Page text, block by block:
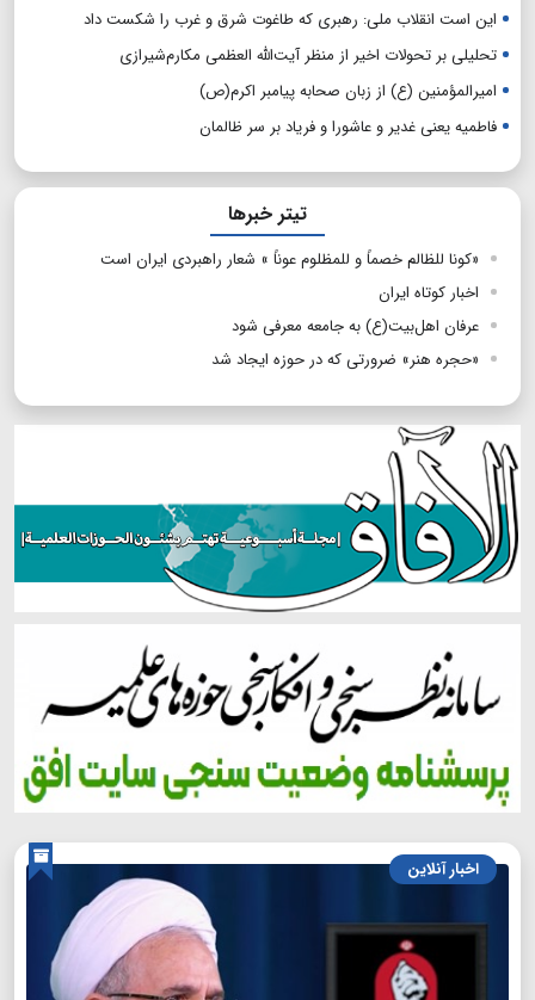
این است انقلاب ملی: رهبری که طاغوت شرق و غرب را شکست داد
تحلیلی بر تحولات اخیر از منظر آیت‌الله العظمی مکارم‌شیرازی
امیرالمؤمنین (ع) از زبان صحابه پیامبر اکرم(ص)
فاطمیه یعنی غدیر و عاشورا و فریاد بر سر ظالمان
تیتر خبرها
«کونا للظالم خصماً و للمظلوم عوناً » شعار راهبردی ایران است
اخبار کوتاه ایران
عرفان اهل‌بیت(ع) به جامعه معرفی شود
​​​​​​​«حجره هنر» ضرورتی که در حوزه ایجاد شد
اخبار آنلاین